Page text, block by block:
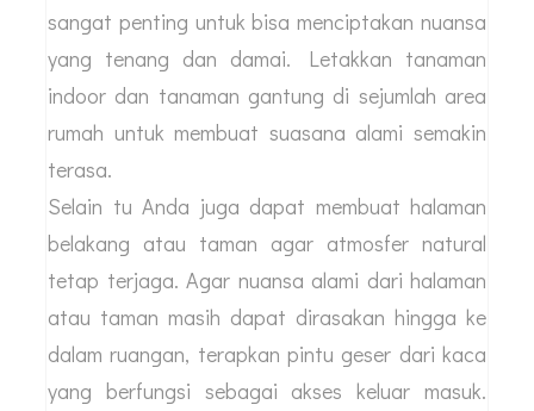
sangat penting untuk bisa menciptakan nuansa
yang tenang dan damai. Letakkan tanaman
indoor dan tanaman gantung di sejumlah area
rumah untuk membuat suasana alami semakin
terasa.
Selain tu Anda juga dapat membuat halaman
belakang atau taman agar atmosfer natural
tetap terjaga. Agar nuansa alami dari halaman
atau taman masih dapat dirasakan hingga ke
dalam ruangan, terapkan pintu geser dari kaca
yang berfungsi sebagai akses keluar masuk.